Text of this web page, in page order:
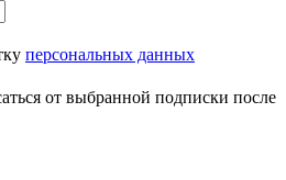
персональных данных
от выбранной подписки после